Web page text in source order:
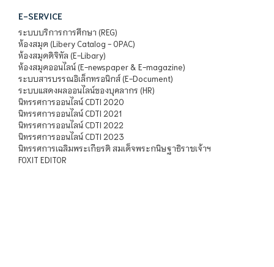
E-SERVICE
ระบบบริการการศึกษา (REG)
ห้องสมุด (Libery Catalog - OPAC)
ห้องสมุดดิจิทัล (E-Libary)
ห้องสมุดออนไลน์ (E-newspaper & E-magazine)
ระบบสารบรรณอิเล็กทรอนิกส์ (E-Document)
ระบบแสดงผลออนไลน์ของบุคลากร (HR)
นิทรรศการออนไลน์ CDTI 2020
นิทรรศการออนไลน์ CDTI 2021
นิทรรศการออนไลน์ CDTI 2022
นิทรรศการออนไลน์ CDTI 2023
นิทรรศการเฉลิมพระเกียรติ สมเด็จพระกนิษฐาธิราชเจ้าฯ
FOXIT EDITOR